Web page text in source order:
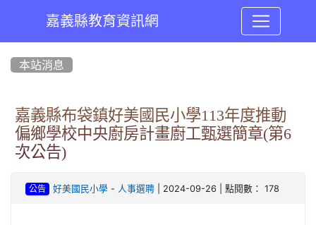
嘉義縣教育資訊網
本站消息
嘉義縣布袋鎮好美國民小學113年度推動
偏鄉學校中央廚房計畫廚工甄選簡章(第6
次公告)
公告 好美國民小學- 人事選聘| 2024-09-26 | 點閱數： 178